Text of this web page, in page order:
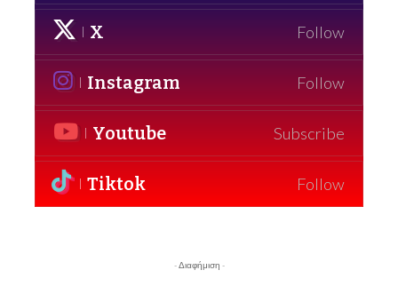
X Follow
Instagram Follow
Youtube Subscribe
Tiktok Follow
- Διαφήμιση -